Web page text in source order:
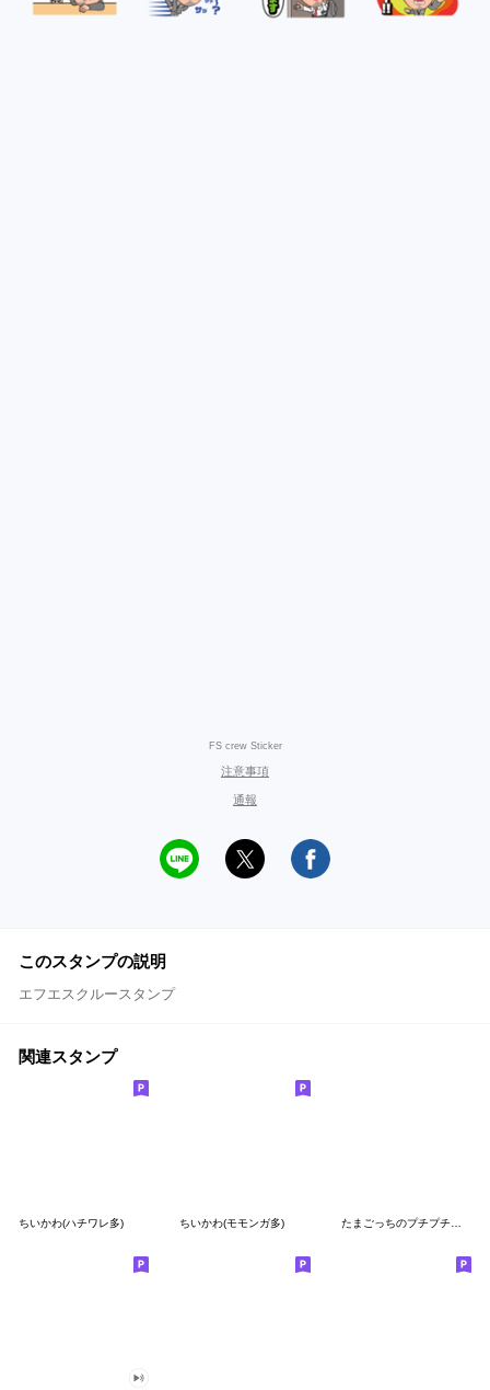
FS crew Sticker
注意事項
通報
このスタンプの説明
エフエスクルースタンプ
関連スタンプ
ちいかわ(ハチワレ多) ちいかわ(モモンガ多) たまごっちのプチプチおみせっち